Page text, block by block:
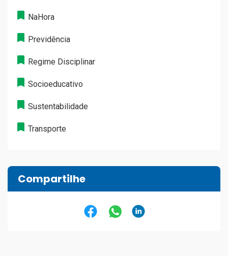
NaHora
Previdência
Regime Disciplinar
Socioeducativo
Sustentabilidade
Transporte
Compartilhe